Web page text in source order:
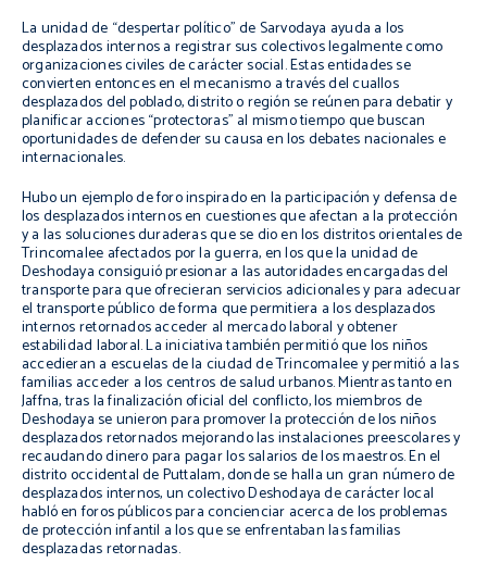
La unidad de “despertar político” de Sarvodaya ayuda a los
desplazados internos a registrar sus colectivos legalmente como
organizaciones civiles de carácter social. Estas entidades se
convierten entonces en el mecanismo a través del cuallos
desplazados del poblado, distrito o región se reúnen para debatir y
planificar acciones “protectoras” al mismo tiempo que buscan
oportunidades de defender su causa en los debates nacionales e
internacionales.
Hubo un ejemplo de foro inspirado en la participación y defensa de
los desplazados internos en cuestiones que afectan a la protección
y a las soluciones duraderas que se dio en los distritos orientales de
Trincomalee afectados por la guerra, en los que la unidad de
Deshodaya consiguió presionar a las autoridades encargadas del
transporte para que ofrecieran servicios adicionales y para adecuar
el transporte público de forma que permitiera a los desplazados
internos retornados acceder al mercado laboral y obtener
estabilidad laboral. La iniciativa también permitió que los niños
accedieran a escuelas de la ciudad de Trincomalee y permitió a las
familias acceder a los centros de salud urbanos. Mientras tanto en
Jaffna, tras la finalización oficial del conflicto, los miembros de
Deshodaya se unieron para promover la protección de los niños
desplazados retornados mejorando las instalaciones preescolares y
recaudando dinero para pagar los salarios de los maestros. En el
distrito occidental de Puttalam, donde se halla un gran número de
desplazados internos, un colectivo Deshodaya de carácter local
habló en foros públicos para concienciar acerca de los problemas
de protección infantil a los que se enfrentaban las familias
desplazadas retornadas.